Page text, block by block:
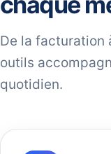
De la facturation
outils
quotidien.